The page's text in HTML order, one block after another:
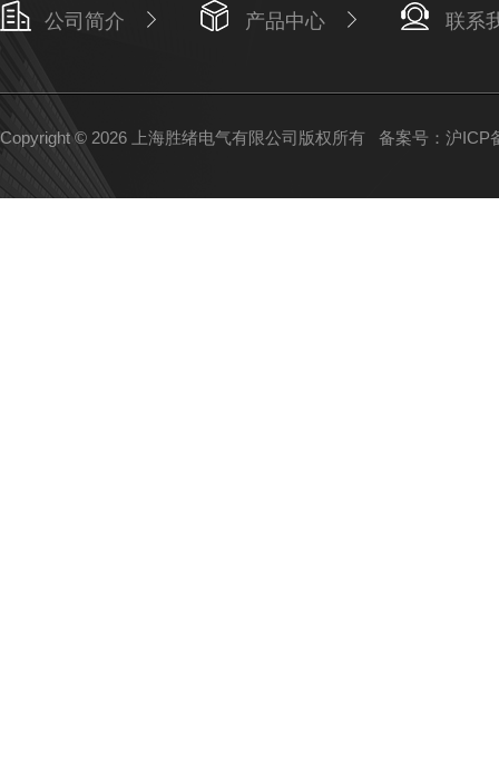
公司简介 产品中心 联系
Copyright © 2026 上海胜绪电气有限公司版权所有 备案号：沪ICP